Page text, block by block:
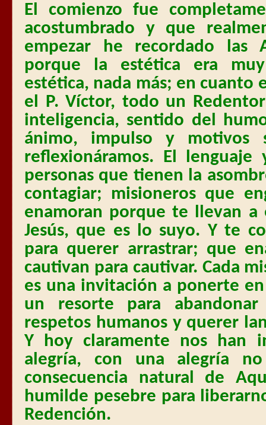
El comienzo fue
acostumbrado y que
empezar he recordado las
porque la estética era
estética, nada más; en cuanto
el P. Víctor, todo un
inteligencia, sentido del
ánimo, impulso y motivos
reflexionáramos. El
personas que tienen la
contagiar; misioneros que
enamoran porque te llevan
Jesús, que es lo suyo. Y te
para querer arrastrar; que
cautivan para cautivar. Cada
es una invitación a ponerte
un resorte para
respetos humanos y querer
Y hoy claramente nos han
alegría, con una alegría
consecuencia natural de
humilde pesebre para
Redención.